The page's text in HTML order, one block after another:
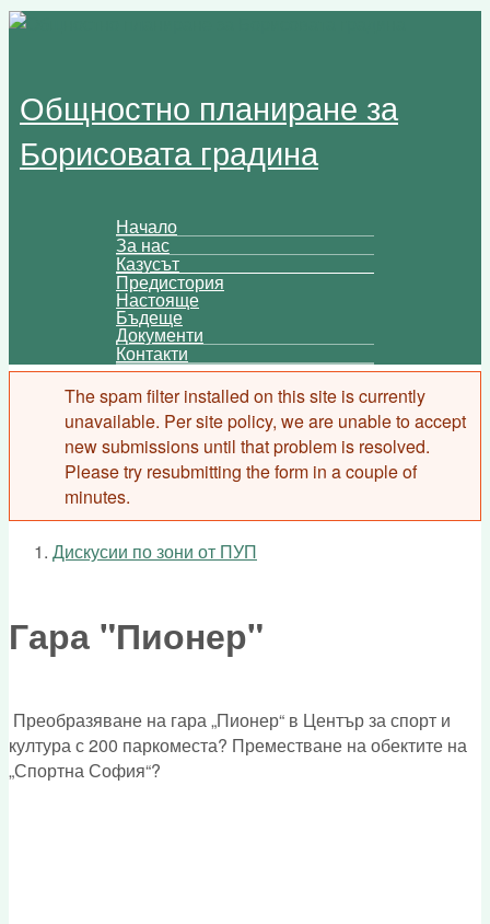
Skip to main content
Общностно планиране за
Борисовата градина
Main menu
Начало
За нас
Казусът
Предистория
Настояще
Бъдеще
Документи
Контакти
Error message
The spam filter installed on this site is currently
unavailable. Per site policy, we are unable to accept
new submissions until that problem is resolved.
Please try resubmitting the form in a couple of
minutes.
Дискусии по зони от ПУП
Гара "Пионер"
Преобразяване на гара „Пионер“ в Център за спорт и
култура с 200 паркоместа? Преместване на обектите на
„Спортна София“?